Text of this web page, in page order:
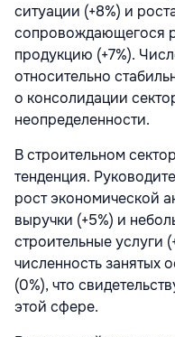
ситуации (+8%) и
сопровождающегося
продукцию (+7%).
относительно
о консолидации
неопределенности.
В строительном
тенденция.
рост экономической
выручки (+5%) и
строительные услуги
численность занятых
(0%), что
этой сфере.